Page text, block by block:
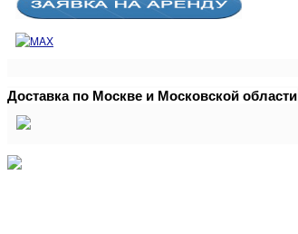
Доставка по Москве и Московской области